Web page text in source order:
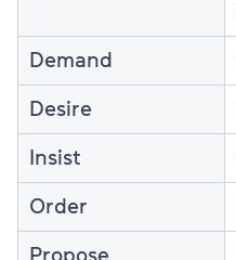
Demand
Desire
Insist
Order
Propose